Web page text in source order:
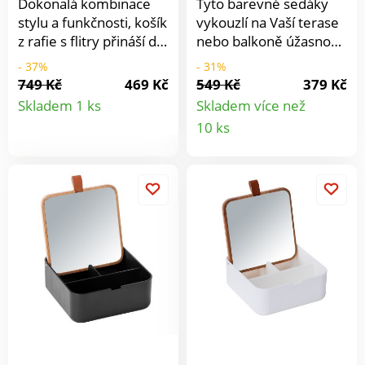
stylu a funkčnosti, košík
z rafie s flitry přináší do
místnosti, kde se
nachází, dotek
měkkosti a barev.
Květináč, dekorativní
skladování. S madly:
praktické pro přenášení
z jedné místnosti do
druhé.
- 37%
749 Kč
469 Kč
Skladem 1 ks
Detail
vykouzlí na Vaší terase
nebo balkoně úžasnou
atmosféru karibských
květin.
- 31%
549 Kč
379 Kč
Skladem více než
10 ks